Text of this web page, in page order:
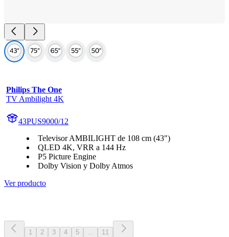
Philips The One
TV Ambilight 4K
43PUS9000/12
Televisor AMBILIGHT de 108 cm (43")
QLED 4K, VRR a 144 Hz
P5 Picture Engine
Dolby Vision y Dolby Atmos
Ver producto
1 2 3 4 5 ... 11